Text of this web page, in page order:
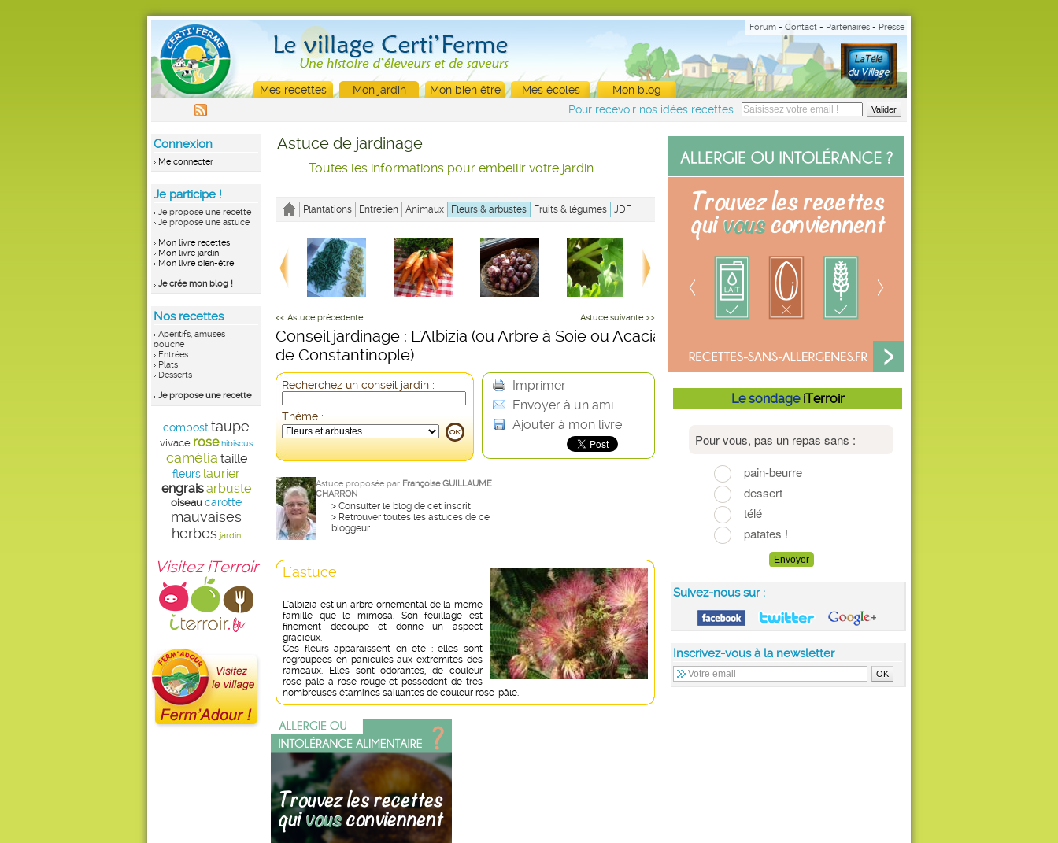
Forum - Contact - Partenaires - Presse
Mes recettes Mon jardin Mon bien être Mes écoles
Mon blog
Pour recevoir nos idées recettes :
Connexion
Me connecter
Je participe !
Je propose une recette
Je propose une astuce
Mon livre recettes
Mon livre jardin
Mon livre bien-être
Je crée mon blog !
Nos recettes
Apéritifs, amuses
bouche
Entrées
Plats
Desserts
Je propose une recette
compost taupe
vivace rose hibiscus
camélia taille
fleurs laurier
engraisarbuste
oiseau carotte
mauvaises
herbes jardin
Visitez iTerroir
Le sondage iTerroir
Suivez-nous sur :
Inscrivez-vous à la newsletter
Astuce de jardinage
Toutes les informations pour embellir votre jardin
Plantations Entretien Animaux Fleurs & arbustes Fruits & légumes JDF
Astuce suivante >>
<< Astuce précédente
Conseil jardinage : L'Albizia (ou Arbre à Soie ou Acacia
de Constantinople)
Recherchez un conseil jardin :
Thème :
Imprimer
Envoyer à un ami
Ajouter à mon livre
Astuce proposée par Françoise GUILLAUME
CHARRON
> Consulter le blog de cet inscrit
> Retrouver toutes les astuces de ce
bloggeur
L'astuce
L'albizia est un arbre ornemental de la même
famille que le mimosa. Son feuillage est
finement découpé et donne un aspect
gracieux.
Ces fleurs apparaissent en été : elles sont
regroupées en panicules aux extrémités des
rameaux. Elles sont odorantes, de couleur
rose-pâle à rose-rouge et possèdent de très
nombreuses étamines saillantes de couleur rose-pâle.